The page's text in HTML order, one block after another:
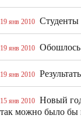
19 янв 2010 Студенты
19 янв 2010 Обошлось
19 янв 2010
15 янв 2010 Новый
так можно было бы